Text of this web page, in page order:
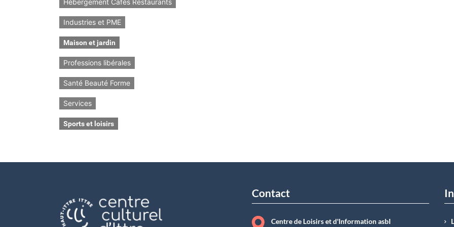
Hébergement Cafés Restaurants
Industries et PME
Maison et jardin
Professions libérales
Santé Beauté Forme
Services
Sports et loisirs
Contact
Centre de Loisirs et d'Information asbI